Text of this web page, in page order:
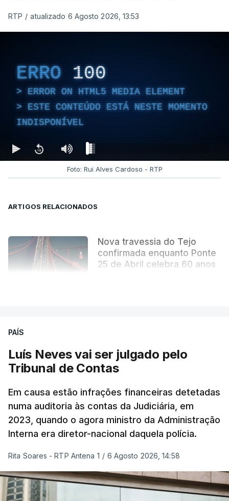
RTP / atualizado 6 Agosto 2026, 13:53
ERRO 100
ERROR ON HTML5 MEDIA ELEMENT
ESTE CONTEÚDO ESTÁ NESTE MOMENTO
INDISPONÍVEL
Foto: Rui Alves Cardoso - RTP
ARTIGOS RELACIONADOS
Nova travessia do Tejo
confirmada enquanto Ponte
25 de Abril celebra 60 anos
PAÍS
Luís Neves vai ser julgado pelo
Tribunal de Contas
Em causa estão infrações financeiras detetadas
numa auditoria às contas da Judiciária, em
2023, quando o agora ministro da Administração
Interna era diretor-nacional daquela polícia.
Rita Soares - RTP Antena 1 / 6 Agosto 2026, 14:58